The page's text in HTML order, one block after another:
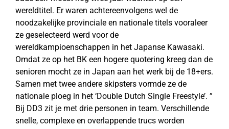
wereldtitel. Er waren achtereenvolgens wel de
noodzakelijke provinciale en nationale titels vooraleer
ze geselecteerd werd voor de
wereldkampioenschappen in het Japanse Kawasaki.
Omdat ze op het BK een hogere quotering kreeg dan de
senioren mocht ze in Japan aan het werk bij de 18+ers.
Samen met twee andere skipsters vormde ze de
nationale ploeg in het ‘Double Dutch Single Freestyle’. ”
Bij DD3 zit je met drie personen in team. Verschillende
snelle, complexe en overlappende trucs worden